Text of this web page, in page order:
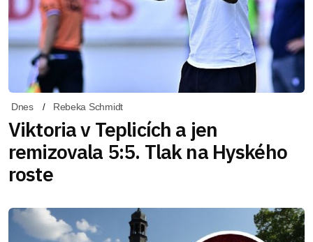
Dnes Rebeka Schmidt
Viktoria v Teplicích a jen
remizovala 5:5. Tlak na Hyského
roste